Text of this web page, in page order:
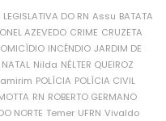
LEGISLATIVA DO RN Assu BATATA
AZEVEDO CRIME CRUZETA
INCÊNDIO JARDIM DE
NATAL Nilda NÉLTER QUEIROZ
POLÍCIA POLÍCIA CIVIL
RN ROBERTO GERMANO
NORTE Temer UFRN Vivaldo